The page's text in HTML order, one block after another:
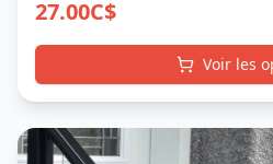
27.00C$
Voir les